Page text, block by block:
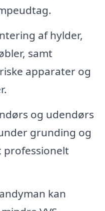
af hylder,
samt
apparater og
og udendørs
grunding og
professionelt
kan